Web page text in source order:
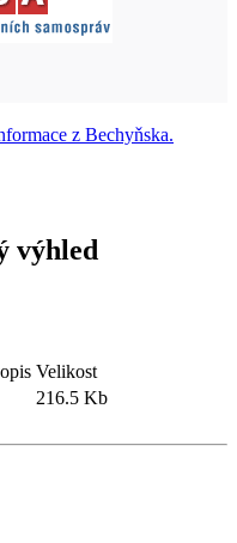
výhled
Velikost
216.5 Kb